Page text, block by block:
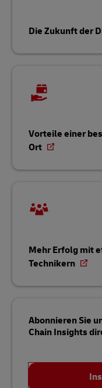
Die Zukunft der
Vorteile einer
Ort
Mehr Erfolg mit
Technikern
Abonnieren Sie
Chain Insights